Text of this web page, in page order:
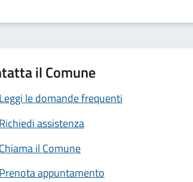
il Comune
le domande frequenti
assistenza
il Comune
appuntamento